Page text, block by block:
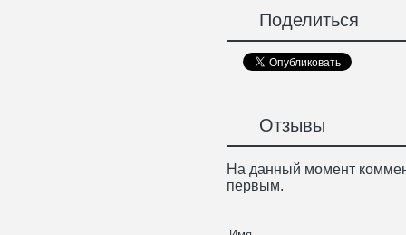
Поделиться
Отзывы
На данный момент
первым.